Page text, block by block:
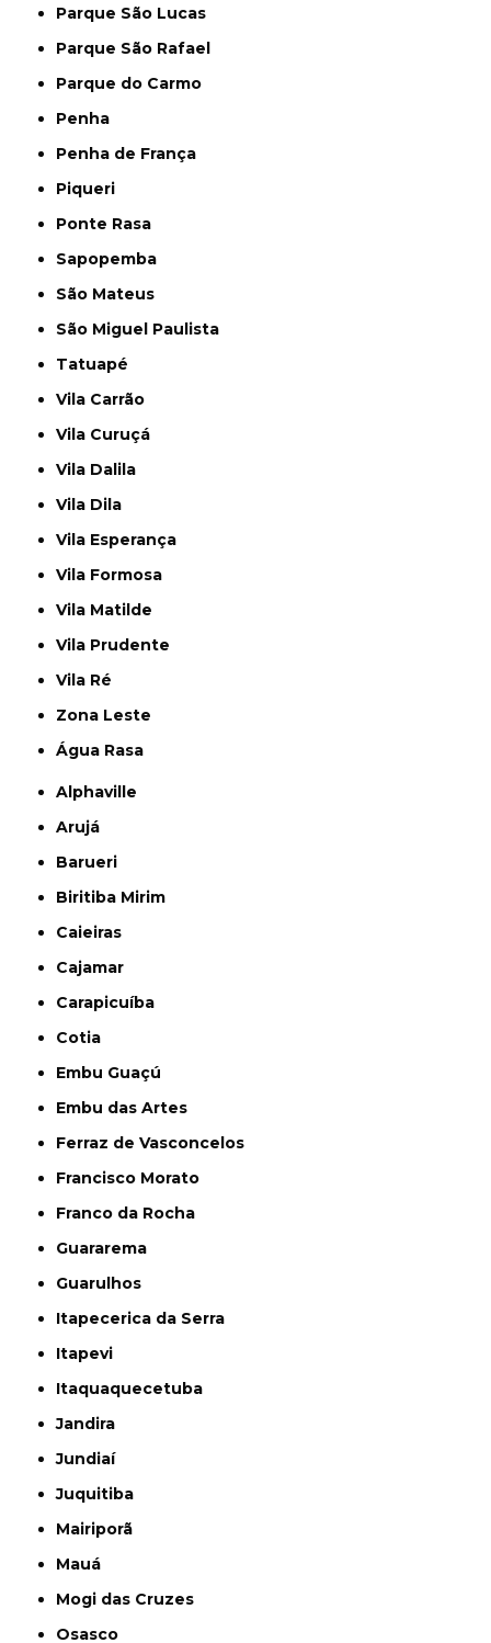
Parque São Lucas
Parque São Rafael
Parque do Carmo
Penha
Penha de França
Piqueri
Ponte Rasa
Sapopemba
São Mateus
São Miguel Paulista
Tatuapé
Vila Carrão
Vila Curuçá
Vila Dalila
Vila Dila
Vila Esperança
Vila Formosa
Vila Matilde
Vila Prudente
Vila Ré
Zona Leste
Água Rasa
Alphaville
Arujá
Barueri
Biritiba Mirim
Caieiras
Cajamar
Carapicuíba
Cotia
Embu Guaçú
Embu das Artes
Ferraz de Vasconcelos
Francisco Morato
Franco da Rocha
Guararema
Guarulhos
Itapecerica da Serra
Itapevi
Itaquaquecetuba
Jandira
Jundiaí
Juquitiba
Mairiporã
Mauá
Mogi das Cruzes
Osasco